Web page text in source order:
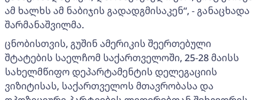
ამ ხალხს ამ ნაბიჯის გადადგმისაკენ“, - განაცხადა
შარმანაშვილმა.
ცნობისთვის, გუშინ ამერიკის შეერთებული
შტატების საელჩომ საქართველოში, 25-28 მაისს
სახელმწიფო დეპარტამენტის დელეგაციის
ვიზიტისას, საქართველოს მთავრობასა და